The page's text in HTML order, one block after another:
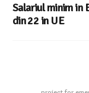
Salariul minim in
din 22 in UE